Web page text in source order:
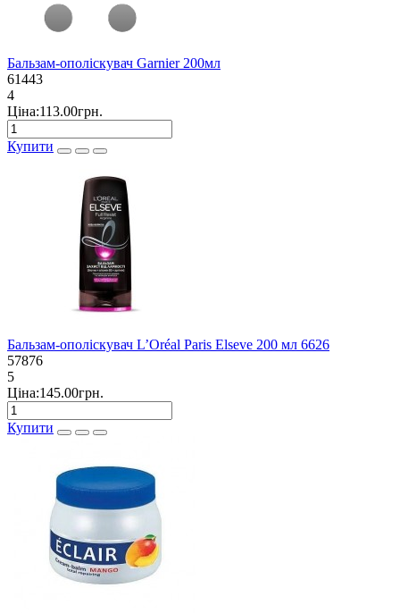
Бальзам-ополіскувач Garnier 200мл
61443
4
Ціна:113.00грн.
Купити
Бальзам-ополіскувач L’Oréal Paris Elseve 200 мл 6626
57876
5
Ціна:145.00грн.
Купити